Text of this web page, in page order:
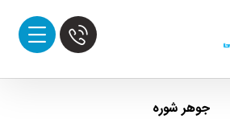
جوهر شوره